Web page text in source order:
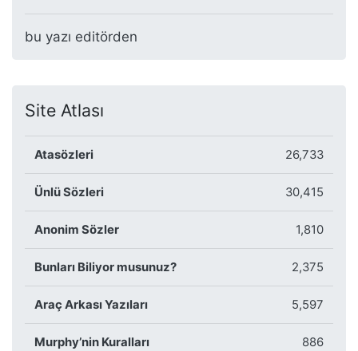
bu yazı editörden
Site Atlası
Atasözleri 26,733
Ünlü Sözleri 30,415
Anonim Sözler 1,810
Bunları Biliyor musunuz? 2,375
Araç Arkası Yazıları 5,597
Murphy’nin Kuralları 886